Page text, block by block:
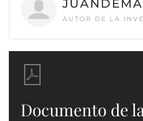
AUTOR DE LA
Documento de la